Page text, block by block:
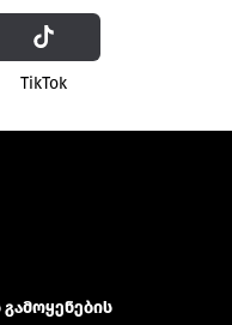
ТikТоk